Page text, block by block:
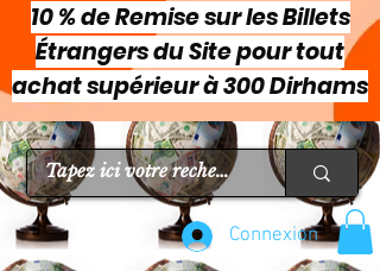
10 % de Remise sur les Billets
Étrangers du Site pour tout
achat supérieur à 300 Dirhams
Connexion